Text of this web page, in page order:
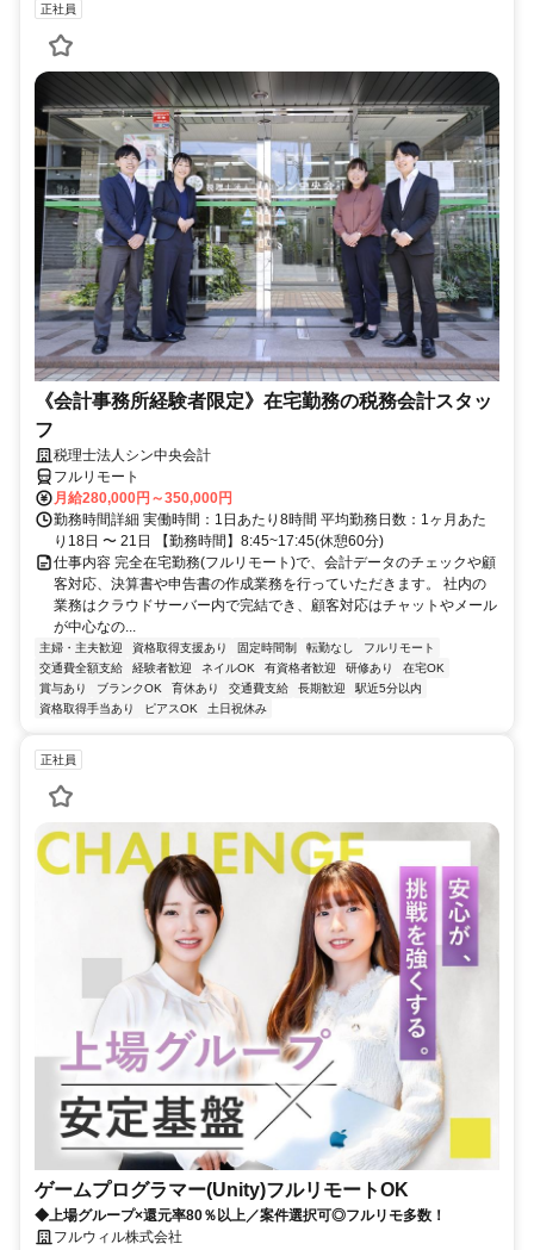
正社員
《会計事務所経験者限定》在宅勤務の税務会計スタッ
フ
税理士法人シン中央会計
フルリモート
月給280,000円～350,000円
勤務時間詳細 実働時間：1日あたり8時間 平均勤務日数：1ヶ月あた
り18日 〜 21日 【勤務時間】8:45~17:45(休憩60分)
仕事内容 完全在宅勤務(フルリモート)で、会計データのチェックや顧
客対応、決算書や申告書の作成業務を行っていただきます。 社内の
業務はクラウドサーバー内で完結でき、顧客対応はチャットやメール
が中心なの...
主婦・主夫歓迎 資格取得支援あり 固定時間制 転勤なし
フルリモート
交通費全額支給
経験者歓迎 ネイルOK 有資格者歓迎 研修あり
在宅OK
賞与あり
ブランクOK 育休あり 交通費支給 長期歓迎
駅近5分以内
資格取得手当あり
ピアスOK 土日祝休み
正社員
ゲームプログラマー(Unity)フルリモートOK
◆上場グループ×還元率80％以上／案件選択可◎フルリモ多数！
フルウィル株式会社